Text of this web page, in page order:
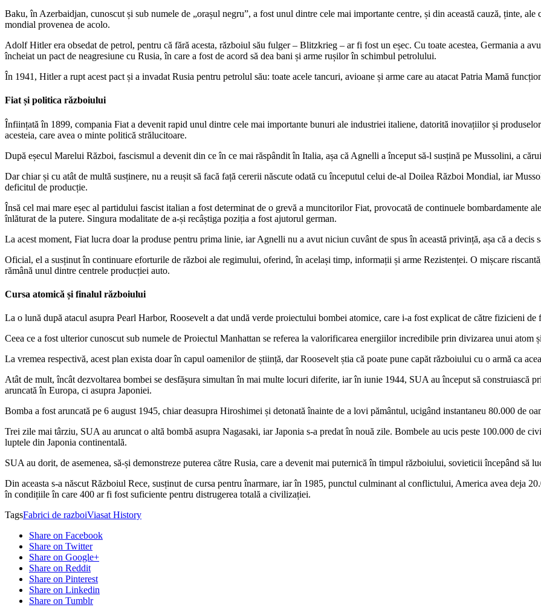
Baku, în Azerbaidjan, cunoscut și sub numele de „orașul negru”, a fost unul dintre cele mai importante centre, și din această cauză, ținte,
mondial provenea de acolo.
Adolf Hitler era obsedat de petrol, pentru că fără acesta, războiul său fulger – Blitzkrieg – ar fi fost un eșec. Cu toate acestea, Germania a
încheiat un pact de neagresiune cu Rusia, în care a fost de acord să dea bani și arme rușilor în schimbul petrolului.
În 1941, Hitler a rupt acest pact și a invadat Rusia pentru petrolul său: toate acele tancuri, avioane și arme care au atacat Patria Mamă
Fiat și politica războiului
Înființată în 1899, compania Fiat a devenit rapid unul dintre cele mai importante bunuri ale industriei italiene, datorită inovațiilor și
acesteia, care avea o minte politică strălucitoare.
După eșecul Marelui Război, fascismul a devenit din ce în ce mai răspândit în Italia, așa că Agnelli a început să-l susțină pe Mussolini, a
Dar chiar și cu atât de multă susținere, nu a reușit să facă față cererii născute odată cu începutul celui de-al Doilea Război Mondial, iar
deficitul de producție.
Însă cel mai mare eșec al partidului fascist italian a fost determinat de o grevă a muncitorilor Fiat, provocată de continuele bombardamente
înlăturat de la putere. Singura modalitate de a-și recâștiga poziția a fost ajutorul german.
La acest moment, Fiat lucra doar la produse pentru prima linie, iar Agnelli nu a avut niciun cuvânt de spus în această privință, așa că a decis
Oficial, el a susținut în continuare eforturile de război ale regimului, oferind, în același timp, informații și arme Rezistenței. O mișcare
rămână unul dintre centrele producției auto.
Cursa atomică și finalul războiului
La o lună după atacul asupra Pearl Harbor, Roosevelt a dat undă verde proiectului bombei atomice, care i-a fost explicat de către fizicieni
Ceea ce a fost ulterior cunoscut sub numele de Proiectul Manhattan se referea la valorificarea energiilor incredibile prin divizarea unui atom
La vremea respectivă, acest plan exista doar în capul oamenilor de știință, dar Roosevelt știa că poate pune capăt războiului cu o armă ca
Atât de mult, încât dezvoltarea bombei se desfășura simultan în mai multe locuri diferite, iar în iunie 1944, SUA au început să construiască
aruncată în Europa, ci asupra Japoniei.
Bomba a fost aruncată pe 6 august 1945, chiar deasupra Hiroshimei și detonată înainte de a lovi pământul, ucigând instantaneu 80.000 de
Trei zile mai târziu, SUA au aruncat o altă bombă asupra Nagasaki, iar Japonia s-a predat în nouă zile. Bombele au ucis peste 100.000 de
luptele din Japonia continentală.
SUA au dorit, de asemenea, să-și demonstreze puterea către Rusia, care a devenit mai puternică în timpul războiului, sovieticii începând să
Din aceasta s-a născut Războiul Rece, susținut de cursa pentru înarmare, iar în 1985, punctul culminant al conflictului, America avea deja
în condițiile în care 400 ar fi fost suficiente pentru distrugerea totală a civilizației.
TagsFabrici de razboiViasat History
Share on Facebook
Share on Twitter
Share on Google+
Share on Reddit
Share on Pinterest
Share on Linkedin
Share on Tumblr